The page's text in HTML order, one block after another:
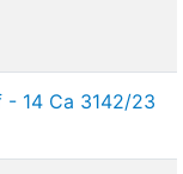
14 Ca 3142/23